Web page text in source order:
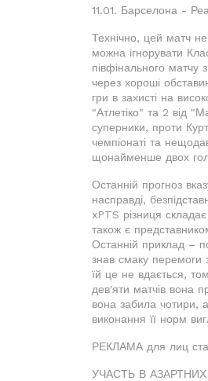
11.01. Барселона -
Технічно, цей матч
можна ігнорувати
півфінального матчу
через хороші
гри в захисті на
"Атлетіко" та 2 від
суперники, проти
чемпіонаті та
щонайменше двох
Останній прогноз
насправді,
xPTS різниця
також є
Останній приклад –
знав смаку перемоги
їй це не вдається,
дев'яти матчів вона
вона забила чотири,
виконання її норм
РЕКЛАМА для лиц
УЧАСТЬ В